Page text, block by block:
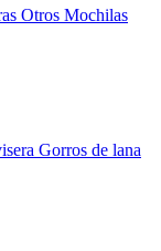
Otros Mochilas
Gorros de lana